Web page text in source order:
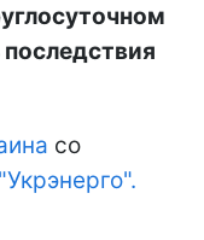
со